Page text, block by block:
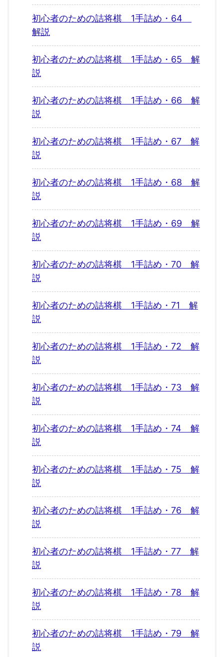
初心者のための詰将棋 1手詰め・64
解説
初心者のための詰将棋 1手詰め・65 解
説
初心者のための詰将棋 1手詰め・66 解
説
初心者のための詰将棋 1手詰め・67 解
説
初心者のための詰将棋 1手詰め・68 解
説
初心者のための詰将棋 1手詰め・69 解
説
初心者のための詰将棋 1手詰め・70 解
説
初心者のための詰将棋 1手詰め・71 解
説
初心者のための詰将棋 1手詰め・72 解
説
初心者のための詰将棋 1手詰め・73 解
説
初心者のための詰将棋 1手詰め・74 解
説
初心者のための詰将棋 1手詰め・75 解
説
初心者のための詰将棋 1手詰め・76 解
説
初心者のための詰将棋 1手詰め・77 解
説
初心者のための詰将棋 1手詰め・78 解
説
初心者のための詰将棋 1手詰め・79 解
説